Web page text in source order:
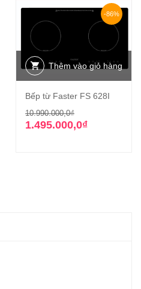
-86%
Thêm vào giỏ hàng
Bếp từ Faster FS 628I
10.990.000,0₫Giá
gốc
1.495.000,0₫
Giá
hiện